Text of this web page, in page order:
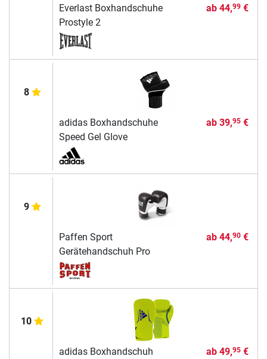
Everlast Boxhandschuhe
Prostyle 2
ab 44,99€
8
adidas Boxhandschuhe
Speed Gel Glove
ab 39,95€
9
Paffen Sport
Gerätehandschuh Pro
ab 44,90€
10
adidas Boxhandschuh
ab 49,95€